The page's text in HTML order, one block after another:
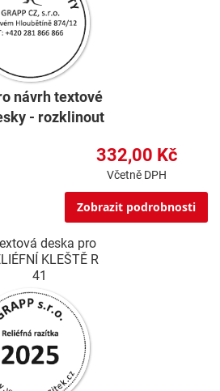
návrh textové
- rozklinout
332,00 Kč
Včetně DPH
Zobrazit podrobnosti
deska pro
KLEŠTĚ R
41